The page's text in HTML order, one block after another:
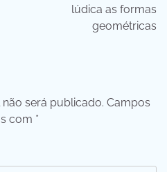
lúdica as formas
geométricas
será publicado. Campos
com *